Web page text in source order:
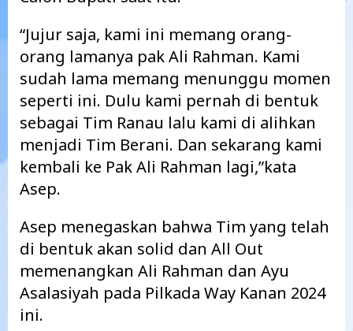
“Jujur saja, kami ini memang orang-
orang lamanya pak Ali Rahman. Kami
sudah lama memang menunggu momen
seperti ini. Dulu kami pernah di bentuk
sebagai Tim Ranau lalu kami di alihkan
menjadi Tim Berani. Dan sekarang kami
kembali ke Pak Ali Rahman lagi,”kata
Asep.
Asep menegaskan bahwa Tim yang telah
di bentuk akan solid dan All Out
memenangkan Ali Rahman dan Ayu
Asalasiyah pada Pilkada Way Kanan 2024
ini.